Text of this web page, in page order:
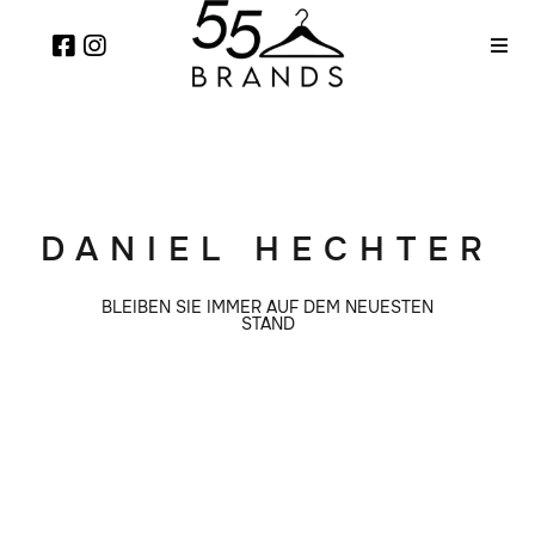
DANIEL HECHTER
BLEIBEN SIE IMMER AUF DEM NEUESTEN
STAND